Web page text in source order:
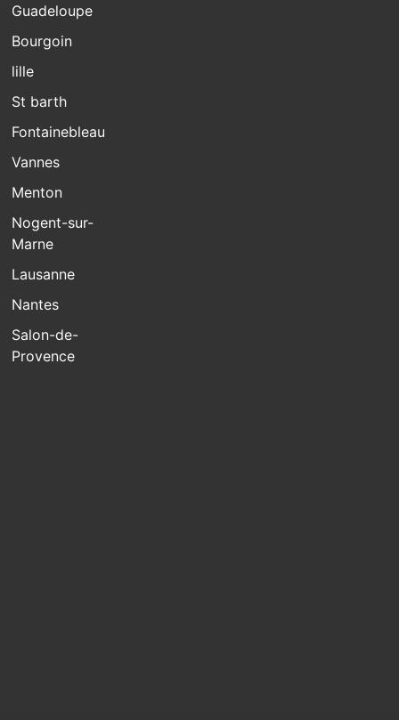
Guadeloupe
Bourgoin
lille
St barth
Fontainebleau
Vannes
Menton
Nogent-sur-
Marne
Lausanne
Nantes
Salon-de-
Provence